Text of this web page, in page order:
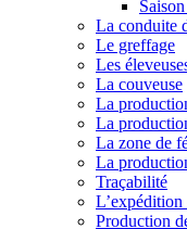
La conduite
Le greffage
Les
La couveuse
La
La
La zone de
La
Traçabilité
L’expédition
Production